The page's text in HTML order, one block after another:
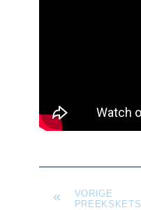
«
VORIGE
PREEKSKETS